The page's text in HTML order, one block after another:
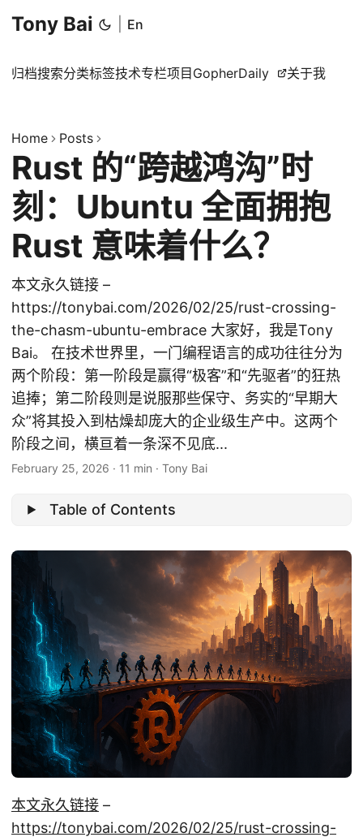
Tony Bai En
归档搜索分类标签技术专栏项目 GopherDaily 关于我
Home Posts
Rust 的“跨越鸿沟”时
刻：Ubuntu 全面拥抱
Rust 意味着什么？
本文永久链接 –
https://tonybai.com/2026/02/25/rust-crossing-
the-chasm-ubuntu-embrace 大家好，我是Tony
Bai。 在技术世界里，一门编程语言的成功往往分为
两个阶段：第一阶段是赢得“极客”和“先驱者”的狂热
追捧；第二阶段则是说服那些保守、务实的“早期大
众”将其投入到枯燥却庞大的企业级生产中。这两个
阶段之间，横亘着一条深不见底...
February 25, 2026 · 11 min · Tony Bai
Table of Contents
本文永久链接 –
https://tonybai.com/2026/02/25/rust-crossing-